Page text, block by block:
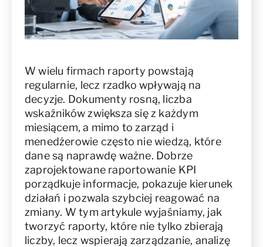
W wielu firmach raporty powstają
regularnie, lecz rzadko wpływają na
decyzje. Dokumenty rosną, liczba
wskaźników zwiększa się z każdym
miesiącem, a mimo to zarząd i
menedżerowie często nie wiedzą, które
dane są naprawdę ważne. Dobrze
zaprojektowane raportowanie KPI
porządkuje informacje, pokazuje kierunek
działań i pozwala szybciej reagować na
zmiany. W tym artykule wyjaśniamy, jak
tworzyć raporty, które nie tylko zbierają
liczby, lecz wspierają zarządzanie, analizę